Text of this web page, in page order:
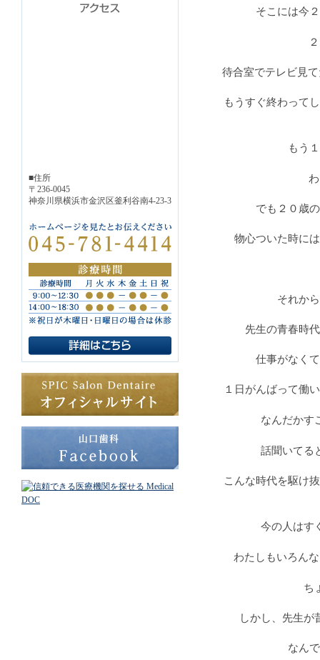
そこには今
待合室でテレビ見
もうすぐ終わって
もう
でも２０歳
物心ついた時に
それか
先生の青春時
仕事がなく
１日がんばって働
なんだかす
話聞いてる
こんな時代を駆け
今の人はす
わたしもいろん
ち
しかし、先生が
なん
■住所
〒236-0045
神奈川県横浜市金沢区釜利谷南4-23-3